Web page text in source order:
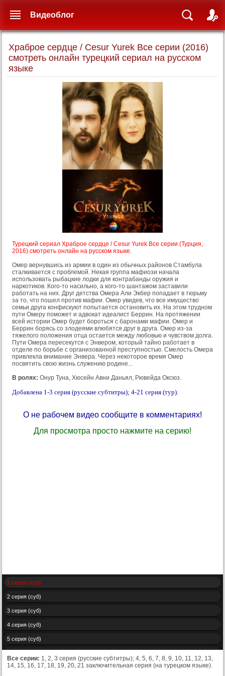
Храброе сердце / Cesur Yurek Все серии (2016)
смотреть онлайн турецкий сериал на русском
языке
Турецкий сериал Храброе сердце / Cesur Yurek Все серии (Турция,
2016) смотреть онлайн на русском языке.
Омер вернувшись из армии в один из обычных районов Стамбула
сталкивается с проблемой. Некая группа мафиози начала
использовать рыбацкие лодки для контрабанды оружия и
наркотиков. Кого-то насильно, а кого-то шантажом заставили
работать на них. Друг детства Омера Али Экбер попадает в тюрьму
за то, что пошел против мафии. Омер увидев, что все имущество
семьи друга конфискуют попытается остановить их. На этом трудном
пути Омеру поможет и адвокат идеалист Беррин. На протяжении
всей истории Омер будет бороться с баронами мафии. Омер и
Беррин борясь со злодеями влюбятся друг в друга. Омер из-за
тяжелого положения отца остается между любовью и чувством долга.
Пути Омера пересекутся с Энвером, который тайно работает в
отделе по борьбе с организованной преступностью. Смелость Омера
привлекла внимание Энвера. Через некоторое время Омер
посвятить свою жизнь служению родине...
В ролях: Онур Туна, Хюсейн Авни Даньял, Рювейда Оксюз.
Добавлена 1-3 серия (русские субтитры); 4-21 серия (тур).
О не рабочем видео сообщите в комментариях!
Для просмотра просто нажмите на серию!
1 серия (суб)
2 серия (суб)
3 серия (суб)
4 серия (суб)
5 серия (суб)
7 серия (суб)
Все серии: 1, 2, 3 серия (русские субтитры); 4, 5, 6, 7, 8, 9, 10, 11, 12, 13,
14, 15, 16, 17, 18, 19, 20, 21 заключительная серия (на турецком языке).
Видеоблог